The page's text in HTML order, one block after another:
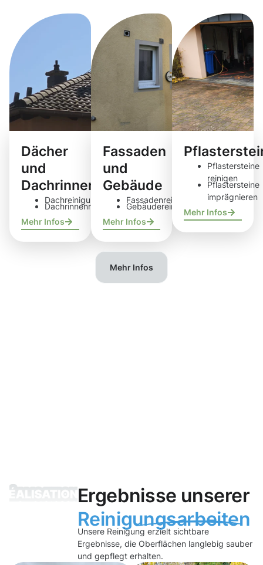
Dächer
und
Dachrinnen
Dachreinigung
Dachrinnenreinigung
Mehr Infos
Fassaden
und
Gebäude
Fassadenreinigung
Gebäudereinigung
Mehr Infos
Pflastersteine
reinigen
Pflastersteine
imprägnieren
Mehr Infos
Mehr Infos
Ergebnisse unserer
Reinigungsarbeiten
Unsere Reinigung erzielt sichtbare
Ergebnisse, die Oberflächen langlebig sauber
und gepflegt erhalten.